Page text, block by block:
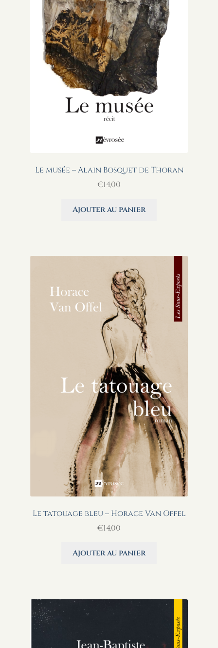
Le musée – Alain Bosquet de Thoran
€14,00
Ajouter au panier
Le tatouage bleu – Horace Van Offel
€14,00
Ajouter au panier